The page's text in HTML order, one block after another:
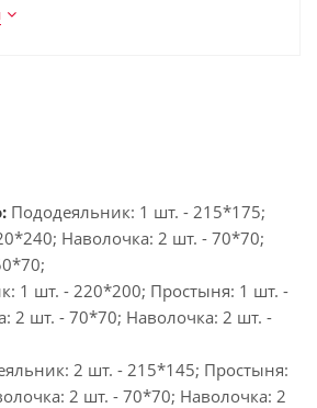
Пододеяльник: 1 шт. - 215*175;
Наволочка: 2 шт. - 70*70;
1 шт. - 220*200; Простыня: 1 шт. -
2 шт. - 70*70; Наволочка: 2 шт. -
2 шт. - 215*145; Простыня:
2 шт. - 70*70; Наволочка: 2